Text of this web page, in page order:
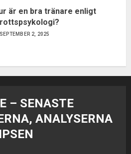
är en bra tränare enligt
SEPTEMBER 2, 2025
– SENASTE
ANALYSERNA